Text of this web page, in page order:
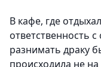
В кафе, где
ответственность
разнимать драку
происходила не